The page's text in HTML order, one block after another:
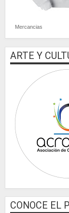
Mercancias
ARTE Y
CONOCE EL